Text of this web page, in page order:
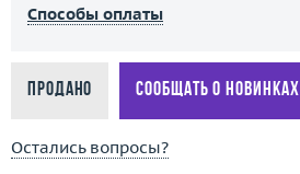
Способы оплаты
Продано Сообщать о новинках
Остались вопросы?